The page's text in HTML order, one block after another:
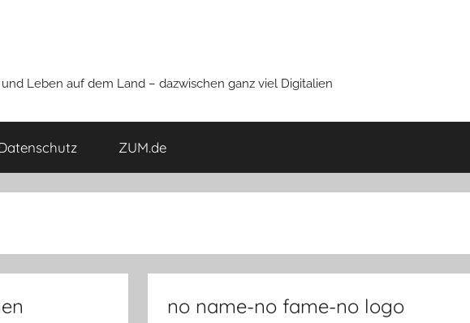
Leben auf dem Land – dazwischen ganz viel Digitalien
ZUM.de
no name-no fame-no logo